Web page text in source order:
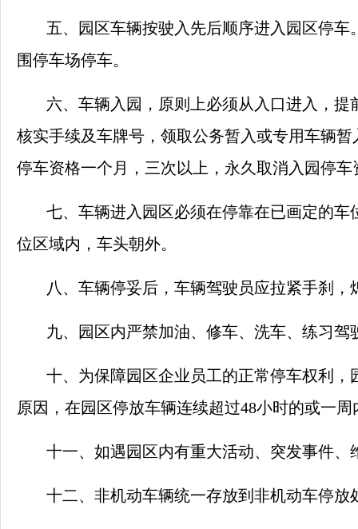
五、园区车辆按驶入先后顺序进入园区停
围停车场停车。
六、车辆入园，原则上必须从入口进入，
核实手续及车牌号，领取公务暂入或专用车辆
停车资格一个月，三次以上，永久取消入园停车
七、车辆进入园区必须在停靠在已画定的
位区域内，车头朝外。
八、车辆停妥后，车辆驾驶员应拉紧手刹
九、园区内严禁加油、修车、洗车、练习驾
十、为保障园区企业员工的正常停车权利
原因，在园区停放车辆连续超过48小时的或一
十一、如遇园区内有重大活动、突发事件
十二、非机动车辆统一存放到非机动车停